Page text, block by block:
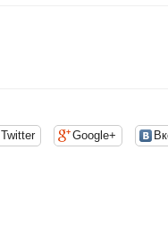
Twitter Google+